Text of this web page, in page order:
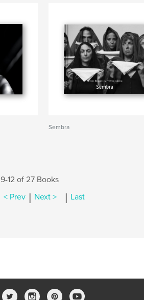
Sembra
9-12 of 27 Books
< Prev | Next > | Last